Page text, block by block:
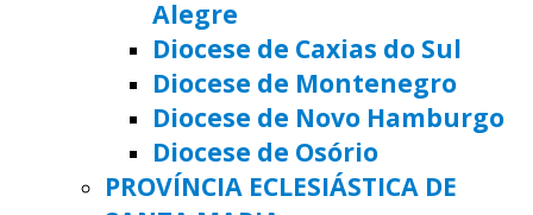
Alegre
Diocese de Caxias do Sul
Diocese de Montenegro
Diocese de Novo Hamburgo
Diocese de Osório
PROVÍNCIA ECLESIÁSTICA DE